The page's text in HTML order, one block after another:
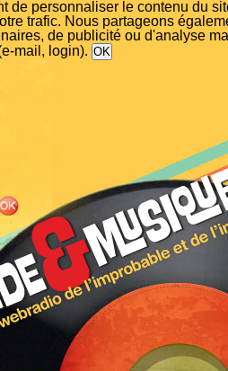
de personnaliser le contenu du
trafic. Nous partageons
de publicité ou d'analyse
mail, login).